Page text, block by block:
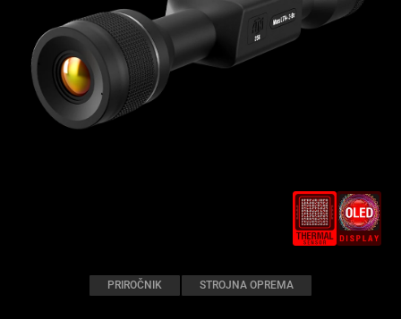
PRIROČNIK STROJNA OPREMA